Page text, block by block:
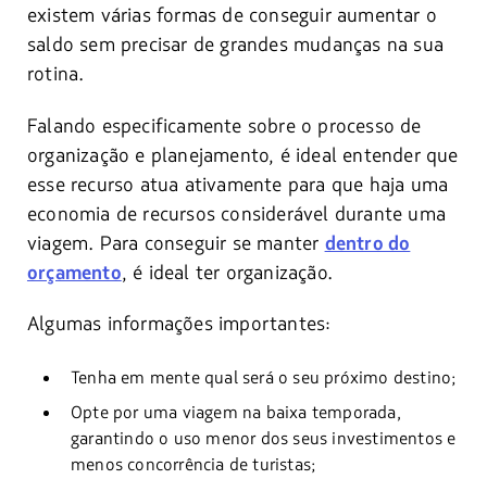
existem várias formas de conseguir aumentar o
saldo sem precisar de grandes mudanças na sua
rotina.
Falando especificamente sobre o processo de
organização e planejamento, é ideal entender que
esse recurso atua ativamente para que haja uma
economia de recursos considerável durante uma
viagem. Para conseguir se manter dentro do
orçamento, é ideal ter organização.
Algumas informações importantes:
Tenha em mente qual será o seu próximo destino;
Opte por uma viagem na baixa temporada,
garantindo o uso menor dos seus investimentos e
menos concorrência de turistas;